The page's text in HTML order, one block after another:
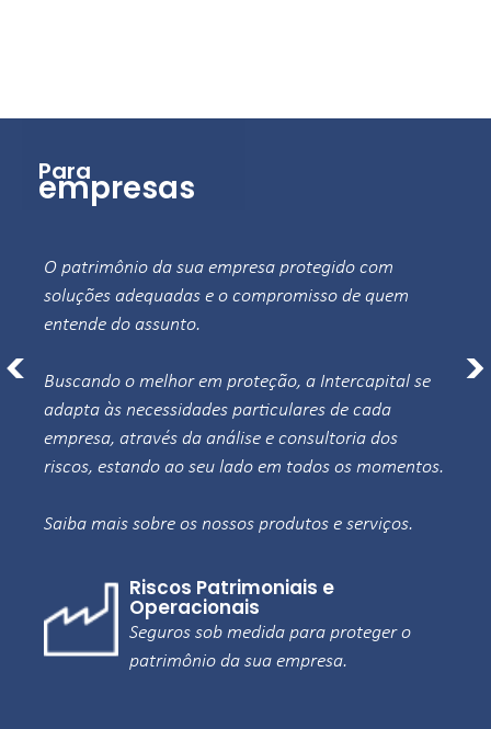
Para
empresas
O patrimônio da sua empresa protegido com
soluções adequadas e o compromisso de quem
entende do assunto.
Buscando o melhor em proteção, a Intercapital se
adapta às necessidades particulares de cada
empresa, através da análise e consultoria dos
riscos, estando ao seu lado em todos os momentos.
Saiba mais sobre os nossos produtos e serviços.
Riscos Patrimoniais e
Operacionais
Seguros sob medida para proteger o
patrimônio da sua empresa.
Para você
serviços personalizados que você precisa.
De forma transparente e confiável, a Intercapital
momentos, desde o primeiro contato até a
liquidação dos sinistros.
de veículos, que proporciona proteção e
Residencial
< >